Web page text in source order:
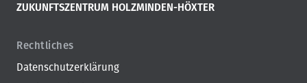
ZUKUNFTSZENTRUM HOLZMINDEN-HÖXTER
Rechtliches
Datenschutzerklärung